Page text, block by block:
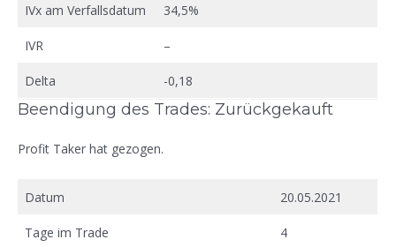
IVx am Verfallsdatum 34,5%
IVR –
Delta -0,18
Beendigung des Trades: Zurückgekauft
Profit Taker hat gezogen.
Datum 20.05.2021
Tage im Trade 4